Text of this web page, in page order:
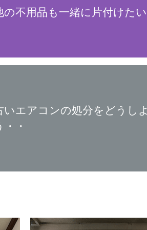
の不用品も一緒に片付けたい
いエアコンの処分をどうしよ
・・